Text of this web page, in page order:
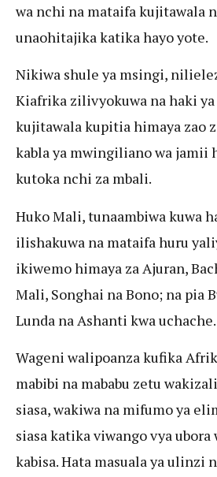
wa nchi na mataifa kujitawala
unaohitajika katika hayo yote.
Nikiwa shule ya msingi,
Kiafrika zilivyokuwa na haki ya
kujitawala kupitia himaya zao
kabla ya mwingiliano wa jamii
kutoka nchi za mbali.
Huko Mali, tunaambiwa kuwa
ilishakuwa na mataifa huru
ikiwemo himaya za Ajuran,
Mali, Songhai na Bono; na pia
Lunda na Ashanti kwa uchache.
Wageni walipoanza kufika
mabibi na mababu zetu
siasa, wakiwa na mifumo ya
siasa katika viwango vya ubora
kabisa. Hata masuala ya ulinzi